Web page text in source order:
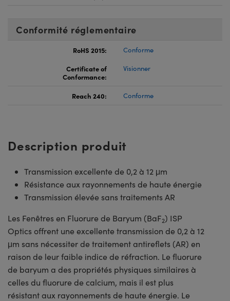
Conformité réglementaire
RoHS 2015:
Conforme
Certificate of
Conformance:
Visionner
Reach 240: Conforme
Description produit
Transmission excellente de 0,2 à 12 μm
Résistance aux rayonnements de haute énergie
Transmission élevée sans traitements AR
Les Fenêtres en Fluorure de Baryum (BaF2) ISP
Optics offrent une excellente transmission de 0,2 à 12
μm sans nécessiter de traitement antireflets (AR) en
raison de leur faible indice de réfraction. Le fluorure
de baryum a des propriétés physiques similaires à
celles du fluorure de calcium, mais il est plus
résistant aux rayonnements de haute énergie. Le